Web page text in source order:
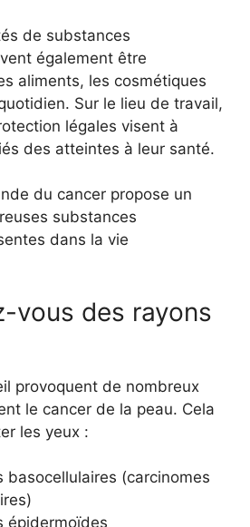
de substances
également être
aliments, les cosmétiques
Sur le lieu de travail,
légales visent à
des atteintes à leur santé.
du cancer propose un
substances
dans la vie
vous des rayons
provoquent de nombreux
le cancer de la peau. Cela
les yeux :
basocellulaires (carcinomes
épidermoïdes